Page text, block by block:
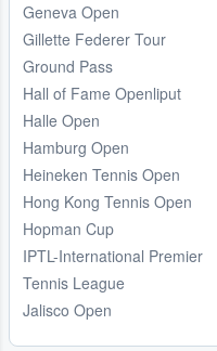
Geneva Open
Gillette Federer Tour
Ground Pass
Hall of Fame Openliput
Halle Open
Hamburg Open
Heineken Tennis Open
Hong Kong Tennis Open
Hopman Cup
IPTL-International Premier
Tennis League
Jalisco Open